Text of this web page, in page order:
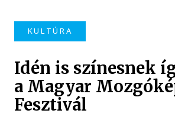
KULTÚRA
Idén is színesnek
a Magyar
Fesztivál